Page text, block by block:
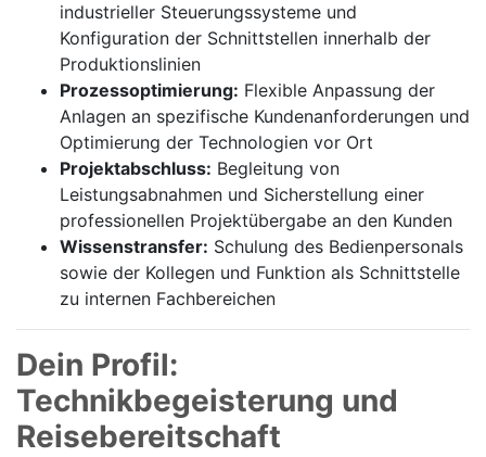
industrieller Steuerungssysteme und
Konfiguration der Schnittstellen innerhalb der
Produktionslinien
Prozessoptimierung: Flexible Anpassung der
Anlagen an spezifische Kundenanforderungen und
Optimierung der Technologien vor Ort
Projektabschluss: Begleitung von
Leistungsabnahmen und Sicherstellung einer
professionellen Projektübergabe an den Kunden
Wissenstransfer: Schulung des Bedienpersonals
sowie der Kollegen und Funktion als Schnittstelle
zu internen Fachbereichen
Dein Profil:
Technikbegeisterung und
Reisebereitschaft